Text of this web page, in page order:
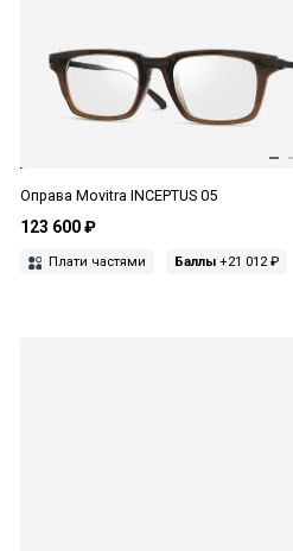
Оправа Movitra INCEPTUS 05
123 600 ₽
Плати частями Баллы +21 012 ₽